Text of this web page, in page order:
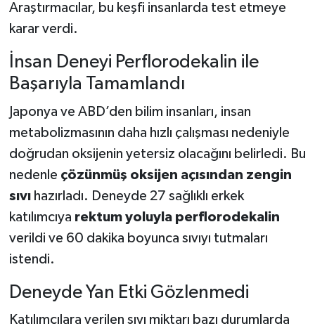
Araştırmacılar, bu keşfi insanlarda test etmeye
karar verdi.
İnsan Deneyi Perflorodekalin ile
Başarıyla Tamamlandı
Japonya ve ABD’den bilim insanları, insan
metabolizmasının daha hızlı çalışması nedeniyle
doğrudan oksijenin yetersiz olacağını belirledi. Bu
nedenle çözünmüş oksijen açısından zengin
sıvıhazırladı. Deneyde 27 sağlıklı erkek
katılımcıya rektum yoluyla perflorodekalin
verildi ve 60 dakika boyunca sıvıyı tutmaları
istendi.
Deneyde Yan Etki Gözlenmedi
Katılımcılara verilen sıvı miktarı bazı durumlarda